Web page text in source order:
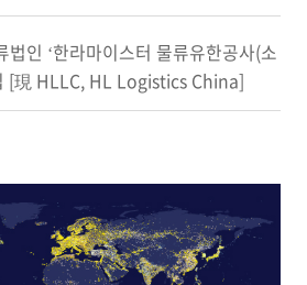
법인 ‘한라마이스터 물류유한공사(소
[現 HLLC, HL Logistics China]